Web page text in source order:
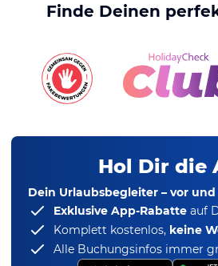
Finde Deinen
Hol Dir die
Dein Urlaubsbegleiter – vor
Exklusive App-Rabatte auf
Komplett kostenlos, keine
Alle Buchungsinfos immer